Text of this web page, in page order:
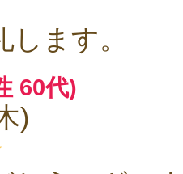
ます。
60代)
)